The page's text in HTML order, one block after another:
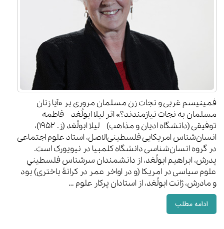
فمینیسم غربی و نجات زن مسلمان مروری بر «آیا زنان
مسلمان به نجات نیازمندند؟» اثر لیلا ابولُغد فاطمه
توفیقی (دانشگاه ادیان و مذاهب) لیلا ابولُغد (ز. ۱۹۵۲)،
انسان‌شناس امریکایی فلسطینی‌الاصل، استاد علوم ‌اجتماعی
در گروه انسان‌شناسی دانشگاه کلمبیا در نیویورک است.
پدرش، ابراهیم ابولُغد، از دانشمندان سرشناس فلسطینیِ
علوم‌ سیاسی در امریکا (و در اواخر عمر در کرانۀ باختری) بود
و مادرش، ژانت ابولُغد، از استادان پرکار علوم …
ادامه مطلب